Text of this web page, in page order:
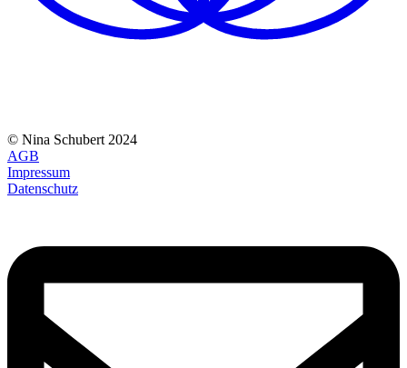
© Nina Schubert 2024
AGB
Impressum
Datenschutz